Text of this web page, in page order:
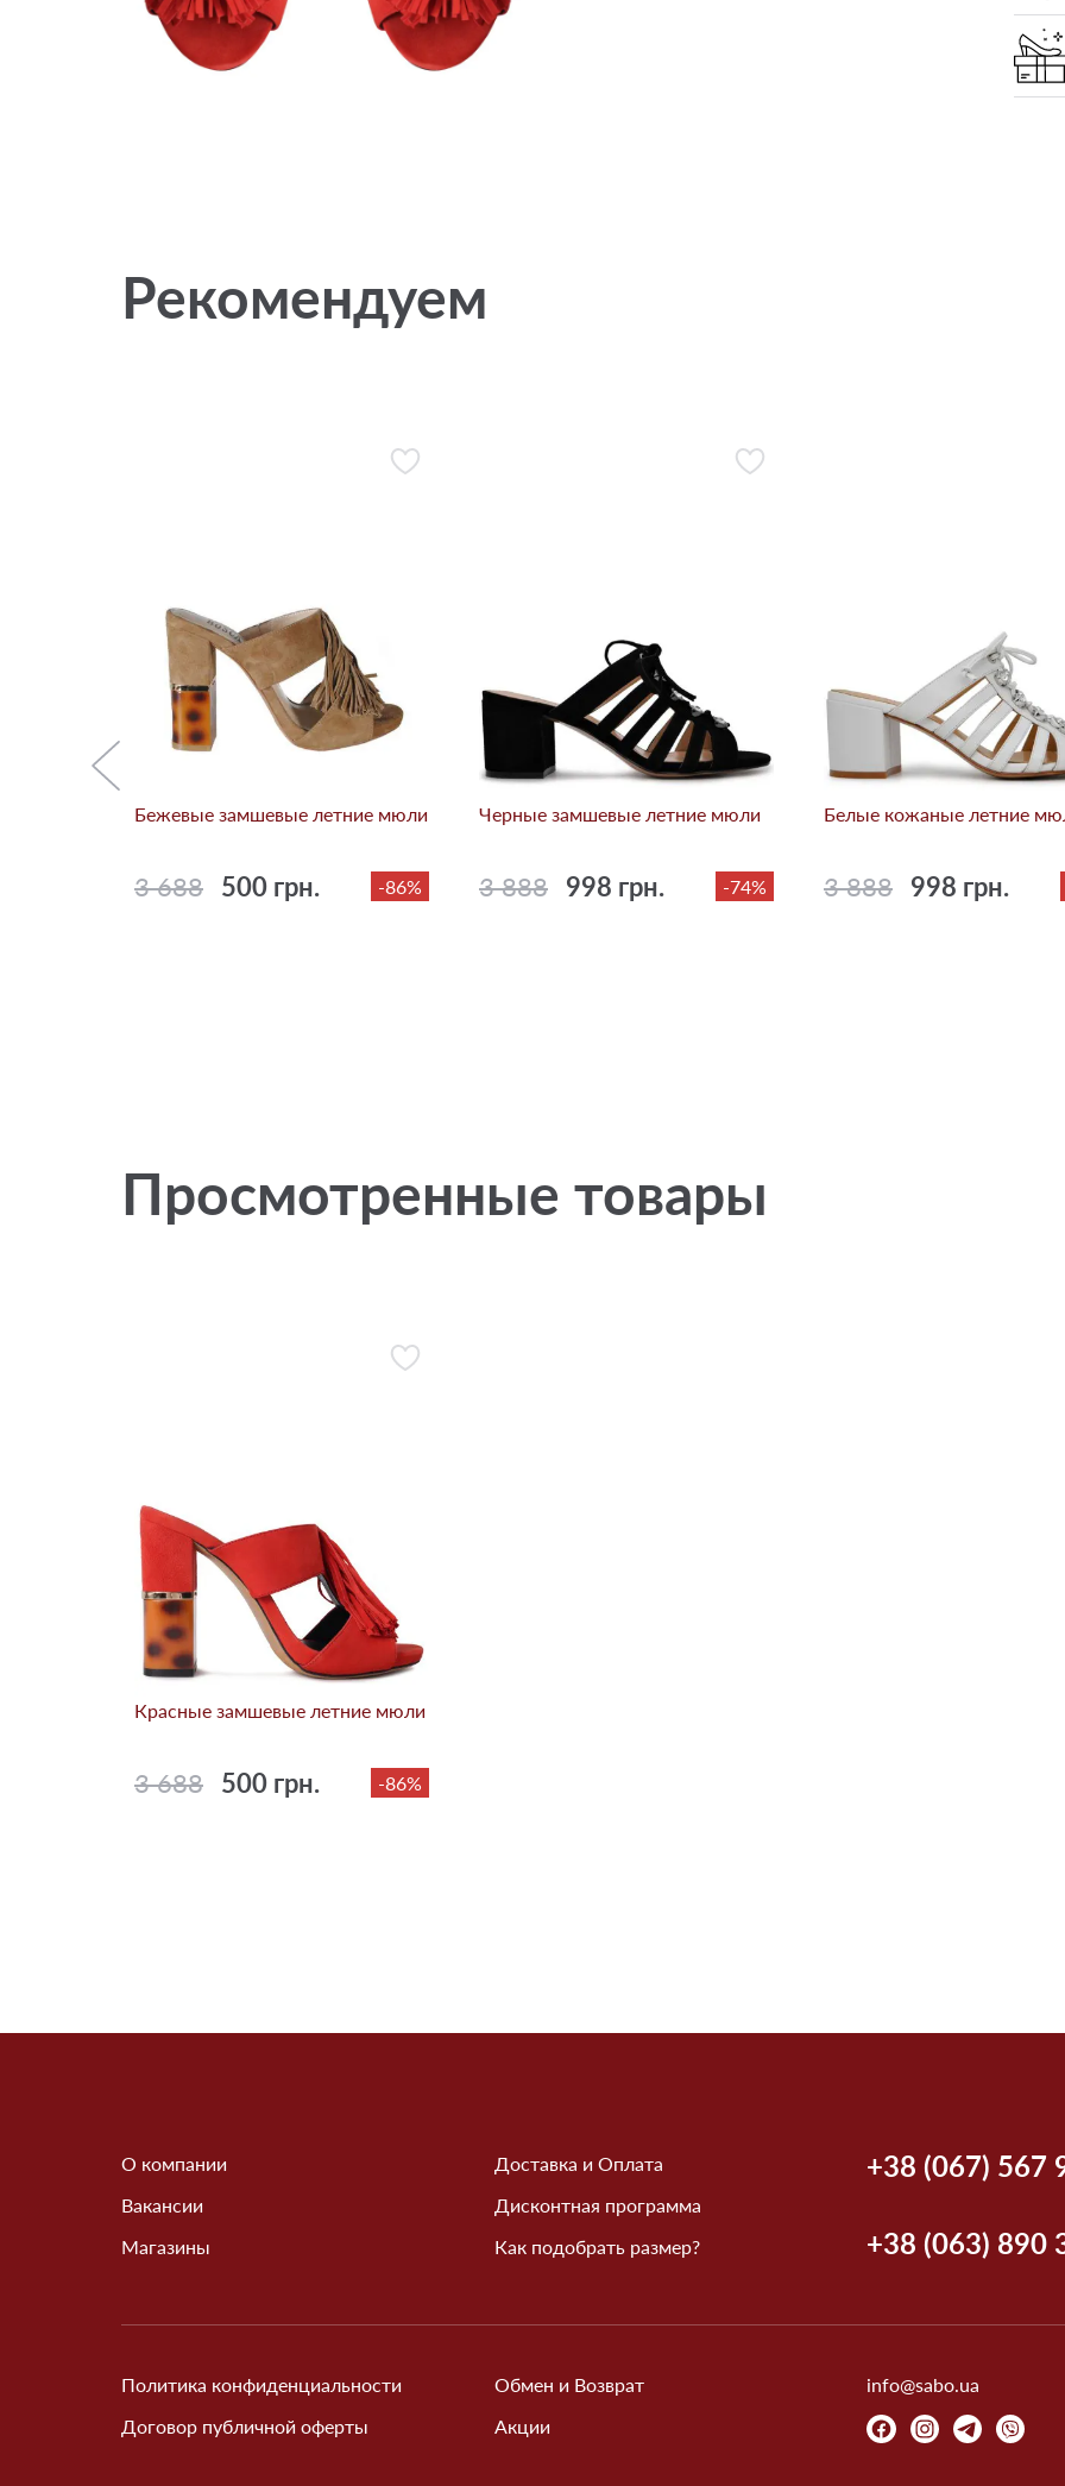
Рекомендуем
Бежевые замшевые летние мюли
3 688 500 грн. -86%
Черные замшевые летние мюли
3 888 998 грн. -74%
Белые кожаные летние
3 888 998 грн.
Просмотренные товары
Красные замшевые летние мюли
3 688 500 грн. -86%
О компании
Вакансии
Магазины
Доставка и Оплата
Дисконтная программа
Как подобрать размер?
Политика конфиденциальности
Договор публичной оферты
Обмен и Возврат
Акции
+38 (067) 567
+38 (063) 890
info@sabo.ua